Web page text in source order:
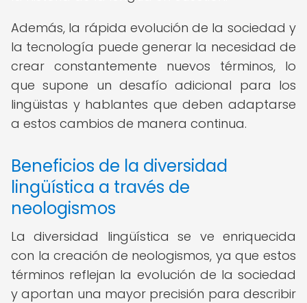
Además, la rápida evolución de la sociedad y
la tecnología puede generar la necesidad de
crear constantemente nuevos términos, lo
que supone un desafío adicional para los
lingüistas y hablantes que deben adaptarse
a estos cambios de manera continua.
Beneficios de la diversidad
lingüística a través de
neologismos
La diversidad lingüística se ve enriquecida
con la creación de neologismos, ya que estos
términos reflejan la evolución de la sociedad
y aportan una mayor precisión para describir